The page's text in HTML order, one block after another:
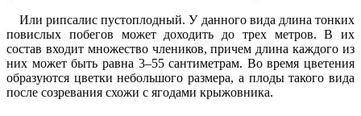
Или рипсалис пустоплодный. У данного вида длина тонких
повислых побегов может доходить до трех метров. В их
состав входит множество члеников, причем длина каждого из
них может быть равна 3–55 сантиметрам. Во время цветения
образуются цветки небольшого размера, а плоды такого вида
после созревания схожи с ягодами крыжовника.